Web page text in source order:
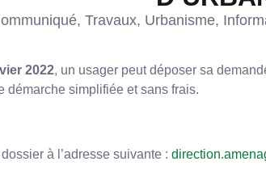
,Travaux, Urbanisme,
2022, un usager peut déposer sa
démarche simplifiée et sans frais.
à l’adresse suivante :